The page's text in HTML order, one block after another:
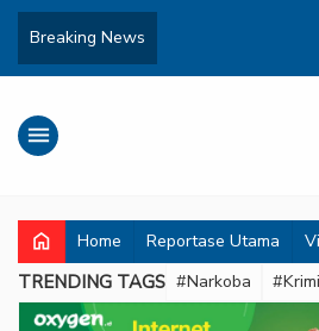
Breaking News
menu
home Home Reportase Utama
TRENDING TAGS #Narkoba